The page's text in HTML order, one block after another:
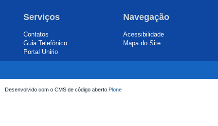
Serviços
Contatos
Guia Telefônico
Portal Unirio
Navegação
Acessibilidade
Mapa do Site
Desenvolvido com o CMS de código aberto Plone